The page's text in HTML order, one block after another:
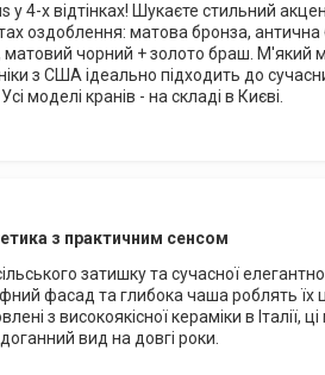
у 4-х відтінках! Шукаєте стильний
оздоблення: матова бронза, антична
чорний + золото браш. М'який
з США ідеально підходить до
моделі кранів - на складі в Києві.
з практичним сенсом
затишку та сучасної
фасад та глибока чаша роблять їх
з високоякісної кераміки в Італії,
вид на довгі роки.